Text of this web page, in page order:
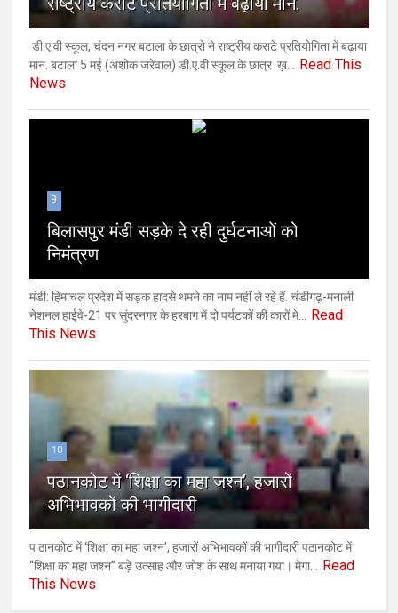
डी.ए.वी स्कूल, चंदन नगर बटाला के छात्रो ने राष्ट्रीय कराटे प्रतियोगिता में बढ़ाया
मान. बटाला 5 मई (अशोक ‌जरेवाल) डी.ए.वी स्कूल के छात्र ख़...
Read This
News
9
बिलासपुर मंडी सड़के दे रही दुर्घटनाओं को
निमंत्रण
मंडी: हिमाचल प्रदेश में सड़क हादसे थमने का नाम नहीं ले रहे हैं. चंडीगढ़-मनाली
नेशनल हाईवे-21 पर सुंदरनगर के हरबाग में दो पर्यटकों की कारों मे...
Read
This News
10
पठानकोट में ‘शिक्षा का महा जश्न’, हजारों
अभिभावकों की भागीदारी
प ठानकोट में ‘शिक्षा का महा जश्न’, हजारों अभिभावकों की भागीदारी पठानकोट में
“शिक्षा का महा जश्न” बड़े उत्साह और जोश के साथ मनाया गया। मेगा...
Read
This News